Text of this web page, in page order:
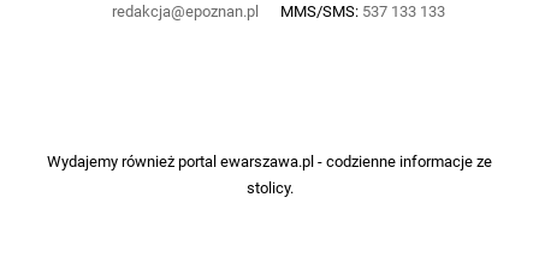
redakcja@epoznan.pl MMS/SMS: 537 133 133
Wydajemy również portalewarszawa.pl- codzienne informacje ze
stolicy.